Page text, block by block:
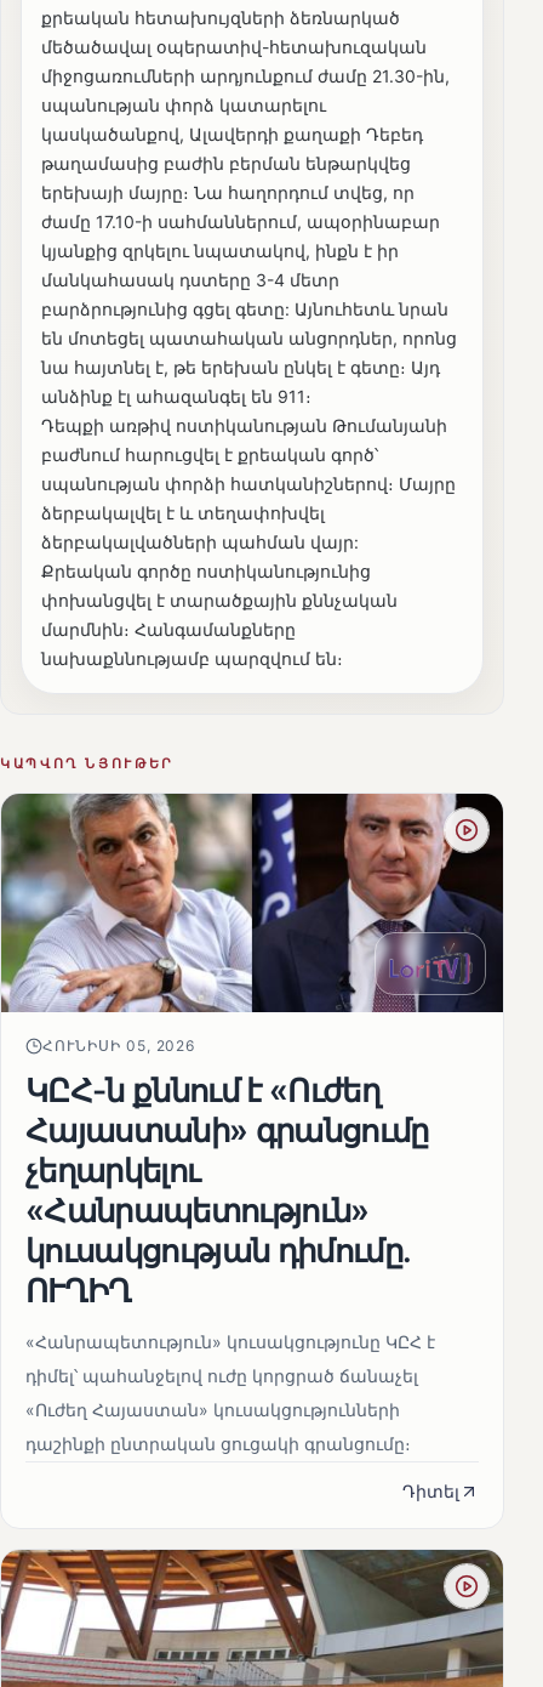
քրեական հետախույզների ձեռնարկած
մեծածավալ օպերատիվ-հետախուզական
միջոցառումների արդյունքում ժամը 21.30-ին,
սպանության փորձ կատարելու
կասկածանքով, Ալավերդի քաղաքի Դեբեդ
թաղամասից բաժին բերման ենթարկվեց
երեխայի մայրը։ Նա հաղորդում տվեց, որ
ժամը 17.10-ի սահմաններում, ապօրինաբար
կյանքից զրկելու նպատակով, ինքն է իր
մանկահասակ դստերը 3-4 մետր
բարձրությունից գցել գետը: Այնուհետև նրան
են մոտեցել պատահական անցորդներ, որոնց
նա հայտնել է, թե երեխան ընկել է գետը։ Այդ
անձինք էլ ահազանգել են 911։
Դեպքի առթիվ ոստիկանության Թումանյանի
բաժնում հարուցվել է քրեական գործ՝
սպանության փորձի հատկանիշներով։ Մայրը
ձերբակալվել է և տեղափոխվել
ձերբակալվածների պահման վայր:
Քրեական գործը ոստիկանությունից
փոխանցվել է տարածքային քննչական
մարմնին։ Հանգամանքները
նախաքննությամբ պարզվում են։
ԿԱՊՎՈՂ ՆՅՈՒԹԵՐ
ՀՈՒՆԻՍԻ 05, 2026
ԿԸՀ-ն քննում է «Ուժեղ
Հայաստանի» գրանցումը
չեղարկելու
«Հանրապետություն»
կուսակցության դիմումը.
ՈՒՂԻՂ
«Հանրապետություն» կուսակցությունը ԿԸՀ է
դիմել՝ պահանջելով ուժը կորցրած ճանաչել
«Ուժեղ Հայաստան» կուսակցությունների
դաշինքի ընտրական ցուցակի գրանցումը։
Դիտել